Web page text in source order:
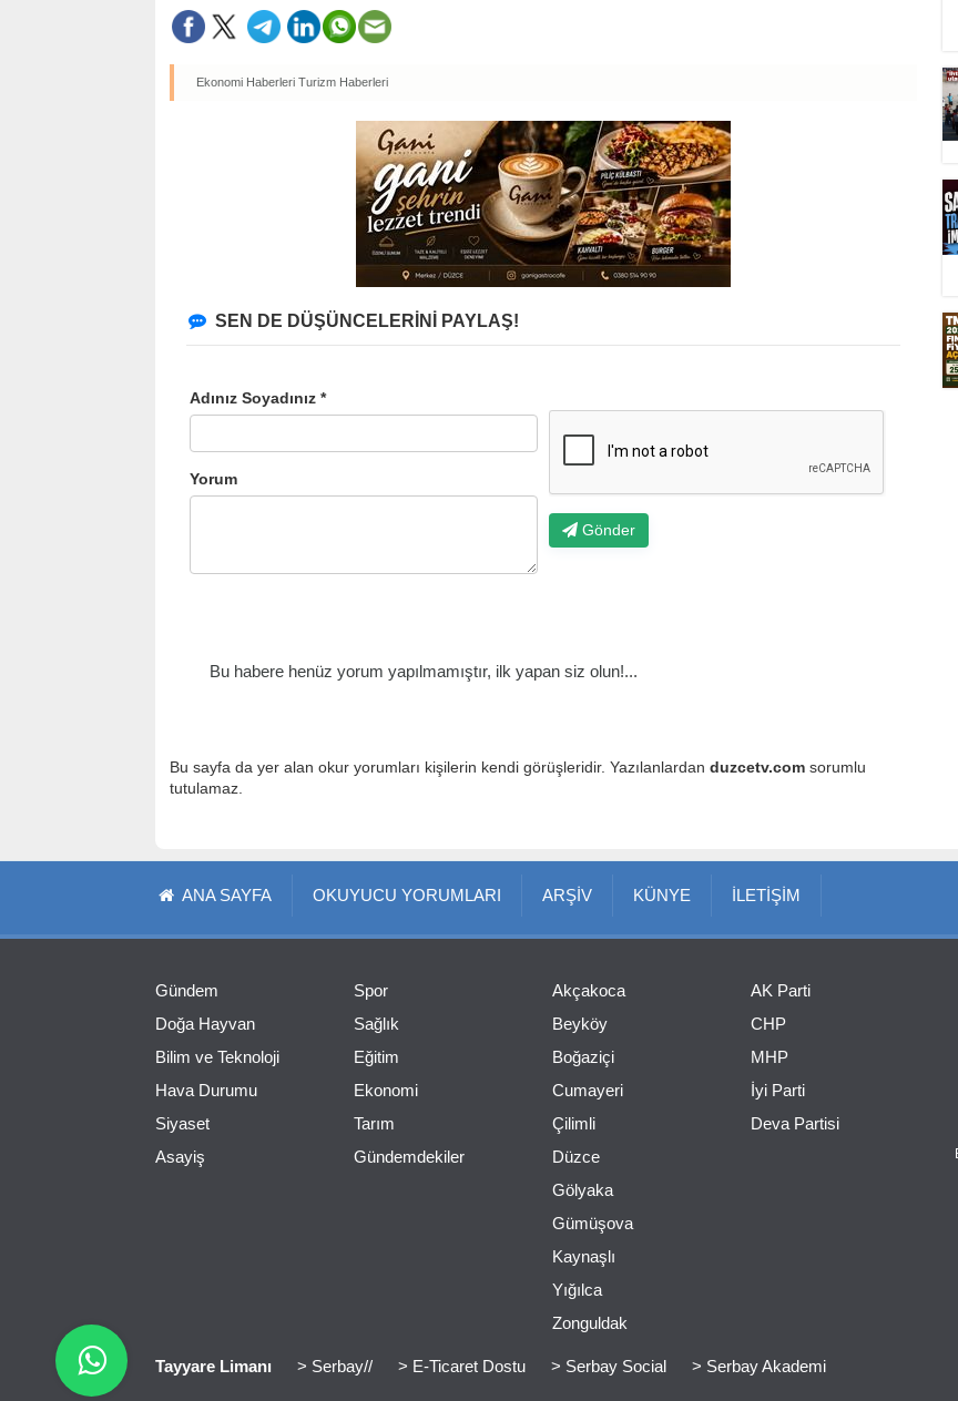
Ekonomi Haberleri Turizm Haberleri
SEN DE DÜŞÜNCELERİNİ PAYLAŞ!
Adınız Soyadınız *
Yorum
Gönder
Bu habere henüz yorum yapılmamıştır, ilk yapan siz olun!...
Bu sayfa da yer alan okur yorumları kişilerin kendi görüşleridir. Yazılanlardan duzcetv.com sorumlu
tutulamaz.
ANA SAYFA OKUYUCU YORUMLARI ARŞİV KÜNYE İLETİŞİM
Gündem
Doğa Hayvan
Bilim ve Teknoloji
Hava Durumu
Siyaset
Asayiş
Spor
Sağlık
Eğitim
Ekonomi
Tarım
Gündemdekiler
Akçakoca
Beyköy
Boğaziçi
Cumayeri
Çilimli
Düzce
Gölyaka
Gümüşova
Kaynaşlı
Yığılca
Zonguldak
AK Parti
CHP
MHP
İyi Parti
Deva Partisi
Tayyare Limanı > Serbay// > E-Ticaret Dostu > Serbay Social > Serbay Akademi